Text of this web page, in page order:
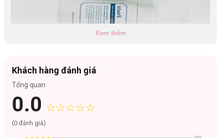
Loại da phù hợp:
Phù hợp với mọi làn da, đặc biệt là da nhạy cảm.
Da thiếu ẩm - thiếu nước.
Xem thêm
Khách hàng đánh giá
Tổng quan
0.0 ☆☆☆☆☆
(0 đánh giá)